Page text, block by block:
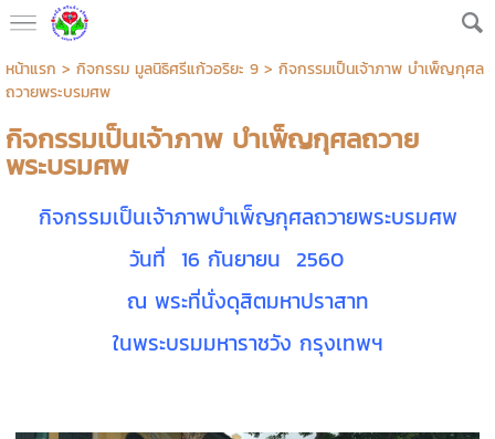
หน้าแรก > กิจกรรม มูลนิธิศรีแก้วอริยะ 9> กิจกรรมเป็นเจ้าภาพ บำเพ็ญกุศล
ถวายพระบรมศพ
กิจกรรมเป็นเจ้าภาพ บำเพ็ญกุศลถวาย
พระบรมศพ
กิจกรรมเป็นเจ้าภาพบำเพ็ญกุศลถวายพระบรมศพ
วันที่ 16 กันยายน 2560
ณ พระที่นั่งดุสิตมหาปราสาท
ในพระบรมมหาราชวัง กรุงเทพฯ